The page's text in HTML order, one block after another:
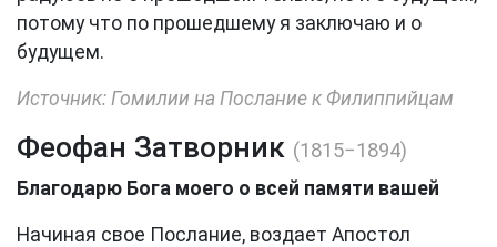
потому что по прошедшему я заключаю и о
будущем.
Источник: Гомилии на Послание к Филиппийцам
Феофан Затворник (1815−1894)
Благодарю Бога моего о всей памяти вашей
Начиная свое Послание, воздает Апостол